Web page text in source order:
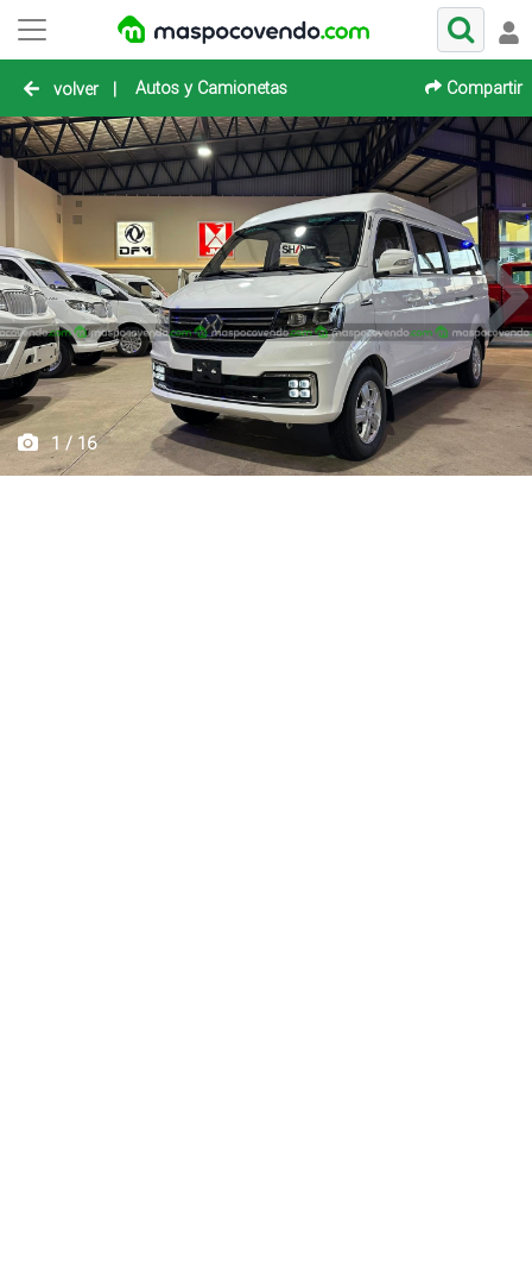
volver | Autos y Camionetas Compartir
1 / 16